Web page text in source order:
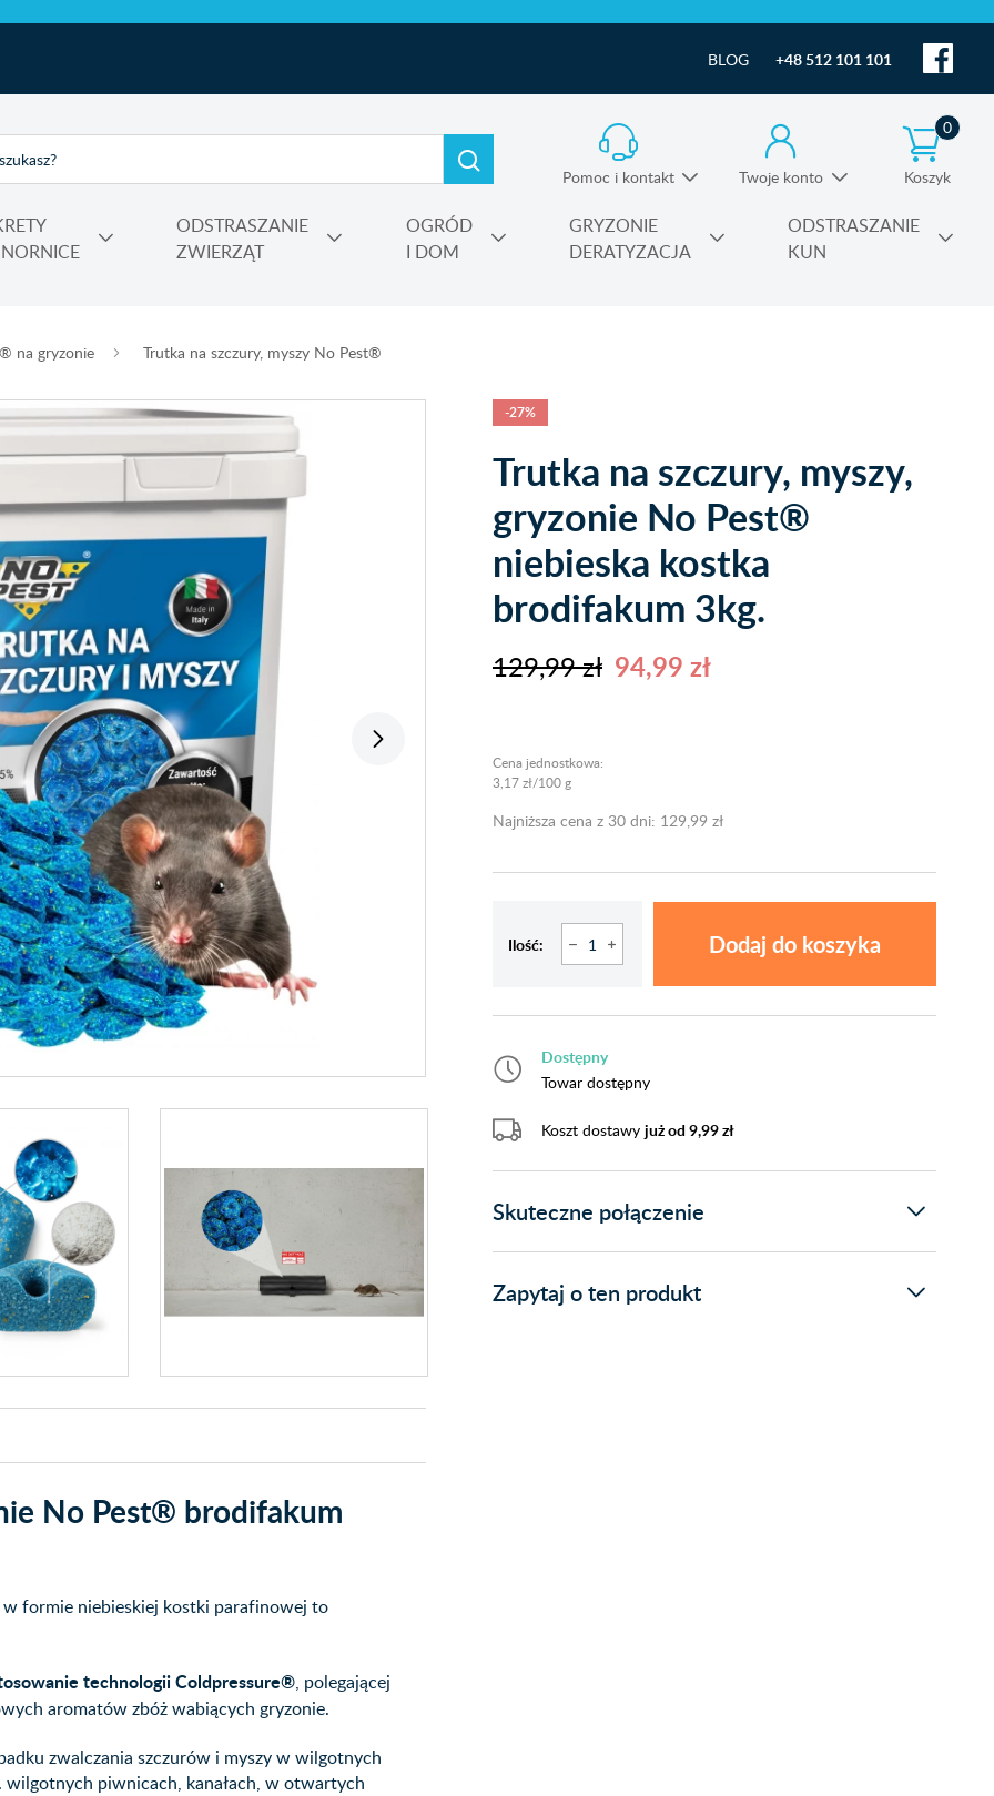
BLOG +48 512 101 101
Pomoc i kontakt Twoje konto Koszyk
0
ODSTRASZANIE
ZWIERZĄT
OGRÓD
I DOM
GRYZONIE
DERATYZACJA
ODSTRASZANIE
KUN
na gryzonie Trutka na szczury, myszy No Pest®
-27%
Trutka na szczury, myszy,
gryzonie No Pest®
niebieska kostka
brodifakum 3kg.
129,99 zł 94,99 zł
Cena jednostkowa:
3,17 zł/100 g
Najniższa cena z 30 dni: 129,99 zł
Ilość: Dodaj do koszyka
Dostępny
Towar dostępny
Koszt dostawy już od 9,99 zł
Skuteczne połączenie
Zapytaj o ten produkt
No Pest® brodifakum
formie niebieskiej kostki parafinowej to
technologii Coldpressure®, polegającej
aromatów zbóż wabiących gryzonie.
zwalczania szczurów i myszy w wilgotnych
piwnicach, kanałach, w otwartych